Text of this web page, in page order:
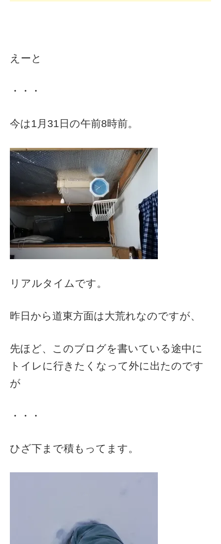
えーと
・・・
今は1月31日の午前8時前。
リアルタイムです。
昨日から道東方面は大荒れなのですが、
先ほど、このブログを書いている途中に
トイレに行きたくなって外に出たのです
が
・・・
ひざ下まで積もってます。